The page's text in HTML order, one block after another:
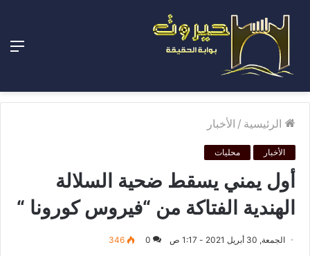
الرئيسية / الأخبار
الأخبار محليات
أول يمني يسقط ضحية السلالة
الهندية الفتاكة من “فيروس كورونا “
الجمعة, 30 أبريل 2021 - 1:17 ص 0
346